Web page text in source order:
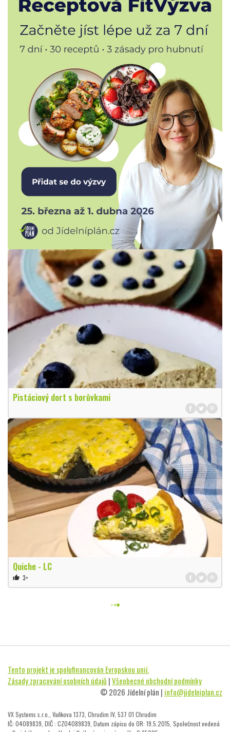
Pistáciový dort s borůvkami
Quiche - LC
thumb_up 3×
Tento projekt je spolufinancován Evropskou unií.
Zásady zpracování osobních údajů |Všeobecné obchodní podmínky
© 2026 Jídelní plán | info@jidelniplan.cz
VX Systems s.r.o., Vaňkova 1373, Chrudim IV, 537 01 Chrudim
IČ: 04089839, DIČ : CZ04089839, Datum zápisu do OR: 19.5.2015, Společnost vedená